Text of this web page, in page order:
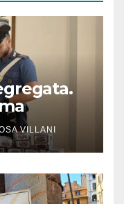
VILLANI